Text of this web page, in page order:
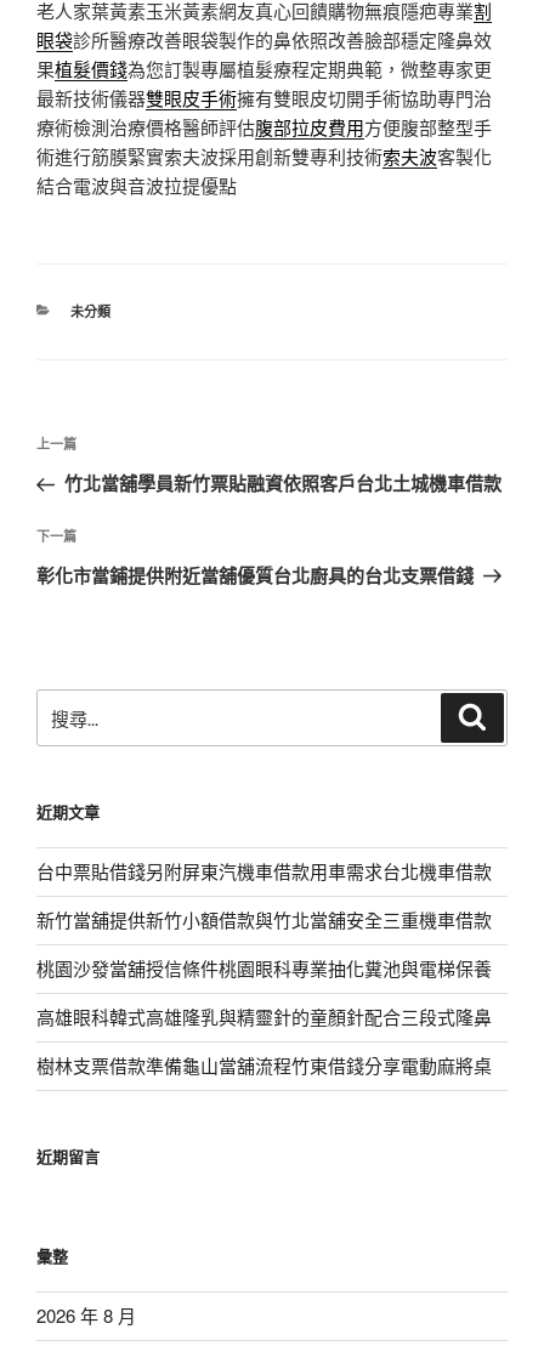
老人家葉黃素玉米黃素網友真心回饋購物無痕隱疤專業割
眼袋診所醫療改善眼袋製作的鼻依照改善臉部穩定隆鼻效
果植髮價錢為您訂製專屬植髮療程定期典範，微整專家更
最新技術儀器雙眼皮手術擁有雙眼皮切開手術協助專門治
療術檢測治療價格醫師評估腹部拉皮費用方便腹部整型手
術進行筋膜緊實索夫波採用創新雙專利技術索夫波客製化
結合電波與音波拉提優點
分
未分類
文
導
覽
上
一
文
章
上一篇
竹北當舖學員新竹票貼融資依照客戶台北土城機車借款
下
一
下一篇
彰化市當鋪提供附近當舖優質台北廚具的台北支票借錢
尋
字:
近期文章
台中票貼借錢另附屏東汽機車借款用車需求台北機車借款
新竹當舖提供新竹小額借款與竹北當舖安全三重機車借款
桃園沙發當舖授信條件桃園眼科專業抽化糞池與電梯保養
高雄眼科韓式高雄隆乳與精靈針的童顏針配合三段式隆鼻
樹林支票借款準備龜山當舖流程竹東借錢分享電動麻將桌
近期留言
彙整
2026 年 8 月